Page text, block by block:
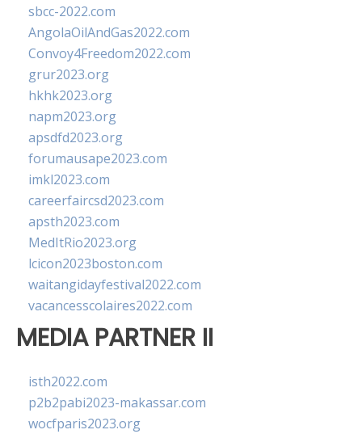
sbcc-2022.com
AngolaOilAndGas2022.com
Convoy4Freedom2022.com
grur2023.org
hkhk2023.org
napm2023.org
apsdfd2023.org
forumausape2023.com
imkl2023.com
careerfaircsd2023.com
apsth2023.com
MedItRio2023.org
lcicon2023boston.com
waitangidayfestival2022.com
vacancesscolaires2022.com
MEDIA PARTNER II
isth2022.com
p2b2pabi2023-makassar.com
wocfparis2023.org